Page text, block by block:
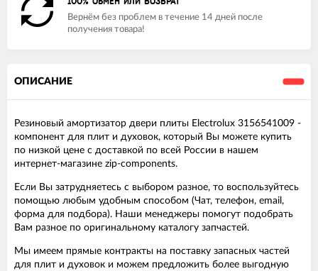
Вернём без проблем в течение 14 дней после
получения товара!
ОПИСАНИЕ
Резиновый амортизатор двери плиты Electrolux 3156541009 -
компонент для плит и духовок, который Вы можете купить
по низкой цене с доставкой по всей России в нашем
интернет-магазине zip-components.
Если Вы затрудняетесь с выбором разное, то воспользуйтесь
помощью любым удобным способом (Чат, телефон, email,
форма для подбора). Наши менеджеры помогут подобрать
Вам разное по оригинальному каталогу запчастей.
Мы имеем прямые контракты на поставку запасных частей
для плит и духовок и можем предложить более выгодную